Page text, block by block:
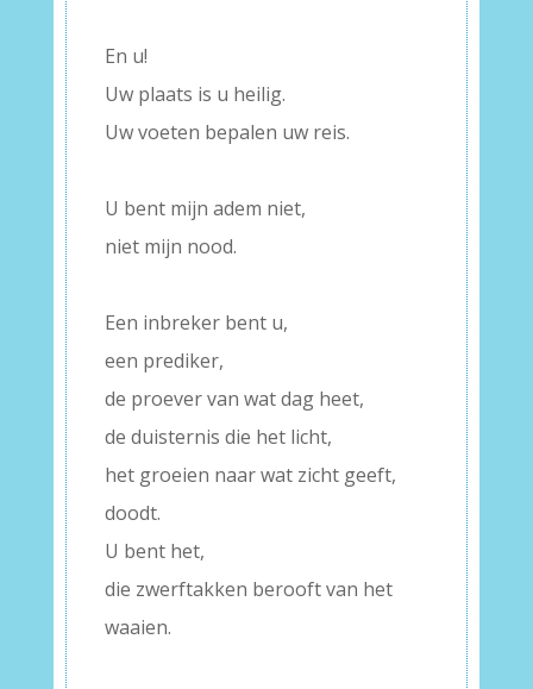
En u!
Uw plaats is u heilig.
Uw voeten bepalen uw reis.
U bent mijn adem niet,
niet mijn nood.
Een inbreker bent u,
een prediker,
de proever van wat dag heet,
de duisternis die het licht,
het groeien naar wat zicht geeft,
doodt.
U bent het,
die zwerftakken berooft van het
waaien.